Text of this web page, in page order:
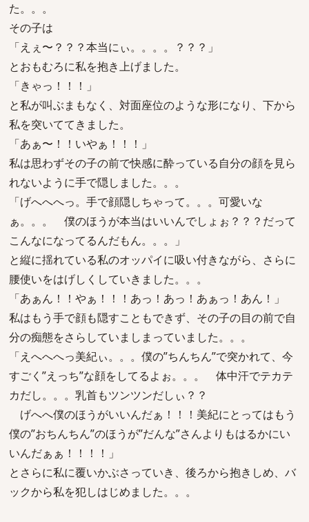
た。。。
その子は
「えぇ〜？？？本当にぃ。。。。？？？」
とおもむろに私を抱き上げました。
「きゃっ！！！」
と私が叫ぶまもなく、対面座位のような形になり、下から
私を突いててきました。
「あぁ〜！！いやぁ！！！」
私は思わずその子の前で快感に酔っている自分の顔を見ら
れないように手で隠しました。。。
「げへへへっ。手で顔隠しちゃって。。。可愛いな
ぁ。。。 僕のほうが本当はいいんでしょぉ？？？だって
こんなになってるんだもん。。。」
と縦に揺れている私のオッパイに吸い付きながら、さらに
腰使いをはげしくしていきました。。。
「あぁん！！やぁ！！！あっ！あっ！あぁっ！あん！」
私はもう手で顔も隠すこともできず、その子の目の前で自
分の痴態をさらしていましまっていました。。。
「えへへへっ美紀ぃ。。。僕の”ちんちん”で突かれて、今
すごく”えっち”な顔をしてるよぉ。。。 体中汗でテカテ
カだし。。。乳首もツンツンだしぃ？？
げへへ僕のほうがいいんだぁ！！！美紀にとってはもう
僕の”おちんちん”のほうが”だんな”さんよりもはるかにい
いんだぁぁ！！！！」
とさらに私に覆いかぶさっていき、後ろから抱きしめ、バ
ックから私を犯しはじめました。。。